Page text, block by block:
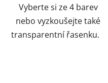
Vyberte si ze 4 barev
nebo vyzkoušejte také
transparentní řasenku.